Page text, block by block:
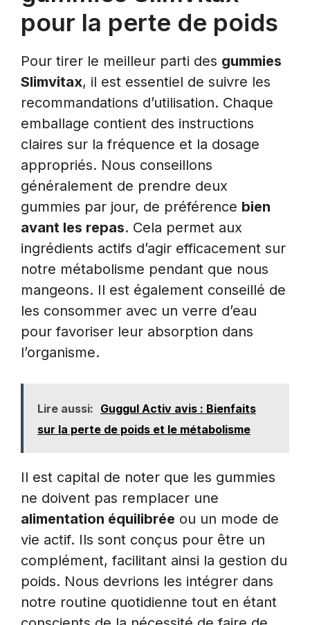
pour la perte de poids
Pour tirer le meilleur parti des gummies
Slimvitax, il est essentiel de suivre les
recommandations d’utilisation. Chaque
emballage contient des instructions
claires sur la fréquence et la dosage
appropriés. Nous conseillons
généralement de prendre deux
gummies par jour, de préférence bien
avant les repas. Cela permet aux
ingrédients actifs d’agir efficacement sur
notre métabolisme pendant que nous
mangeons. Il est également conseillé de
les consommer avec un verre d’eau
pour favoriser leur absorption dans
l’organisme.
Lire aussi: Guggul Activ avis : Bienfaits
sur la perte de poids et le métabolisme
Il est capital de noter que les gummies
ne doivent pas remplacer une
alimentation équilibrée ou un mode de
vie actif. Ils sont conçus pour être un
complément, facilitant ainsi la gestion du
poids. Nous devrions les intégrer dans
notre routine quotidienne tout en étant